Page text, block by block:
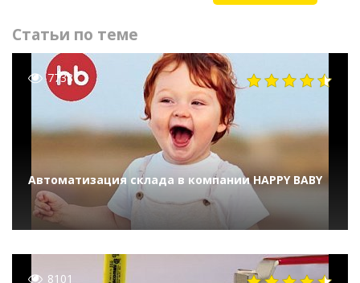
Статьи по теме
7738
Автоматизация склада в компании HAPPY BABY
8101